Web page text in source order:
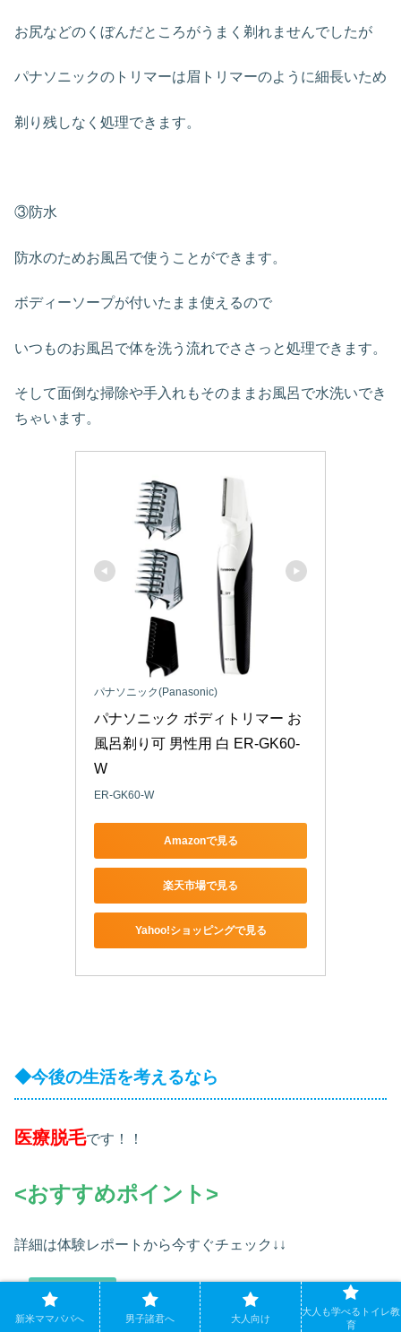
お尻などのくぼんだところがうまく剃れませんでしたが
パナソニックのトリマーは眉トリマーのように細長いため
剃り残しなく処理できます。
③防水
防水のためお風呂で使うことができます。
ボディーソープが付いたまま使えるので
いつものお風呂で体を洗う流れでささっと処理できます。
そして面倒な掃除や手入れもそのままお風呂で水洗いでき
ちゃいます。
パナソニック(Panasonic)
パナソニック ボディトリマー お
風呂剃り可 男性用 白 ER-GK60-
W
ER-GK60-W
Amazonで見る
楽天市場で見る
Yahoo!ショッピングで見る
◆今後の生活を考えるなら
医療脱毛です！！
<おすすめポイント>
詳細は体験レポートから今すぐチェック↓↓
【写真付】メンズ全身医療脱毛の体験談を全て
新米ママパパへ 男子諸君へ 大人向け
大人も学べるトイレ教
育